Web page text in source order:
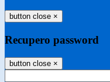
button close ×
Recupero password
button close ×